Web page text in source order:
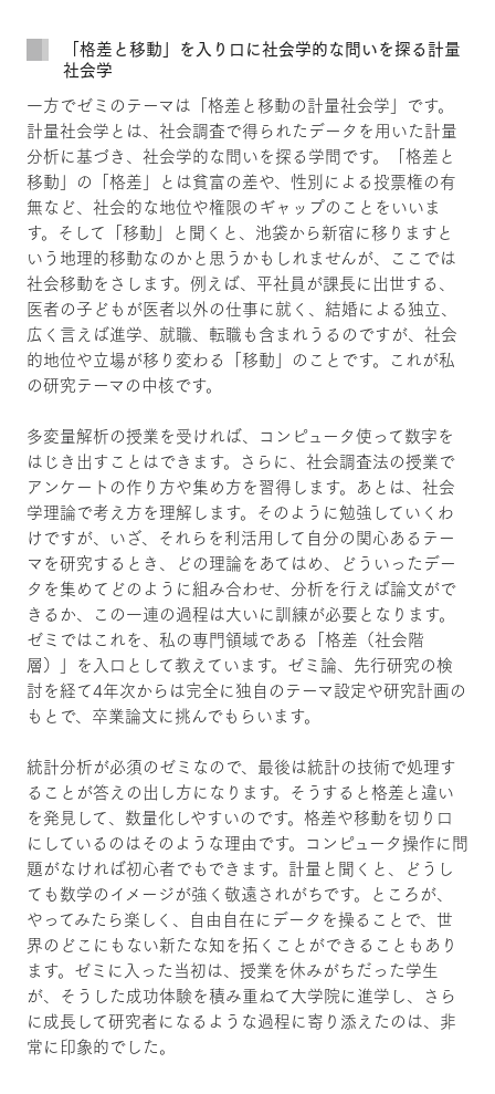
「格差と移動」を入り口に社会学的な問いを探る計量
社会学
一方でゼミのテーマは「格差と移動の計量社会学」です。
計量社会学とは、社会調査で得られたデータを用いた計量
分析に基づき、社会学的な問いを探る学問です。「格差と
移動」の「格差」とは貧富の差や、性別による投票権の有
無など、社会的な地位や権限のギャップのことをいいま
す。そして「移動」と聞くと、池袋から新宿に移りますと
いう地理的移動なのかと思うかもしれませんが、ここでは
社会移動をさします。例えば、平社員が課長に出世する、
医者の子どもが医者以外の仕事に就く、結婚による独立、
広く言えば進学、就職、転職も含まれうるのですが、社会
的地位や立場が移り変わる「移動」のことです。これが私
の研究テーマの中核です。
多変量解析の授業を受ければ、コンピュータ使って数字を
はじき出すことはできます。さらに、社会調査法の授業で
アンケートの作り方や集め方を習得します。あとは、社会
学理論で考え方を理解します。そのように勉強していくわ
けですが、いざ、それらを利活用して自分の関心あるテー
マを研究するとき、どの理論をあてはめ、どういったデー
タを集めてどのように組み合わせ、分析を行えば論文がで
きるか、この一連の過程は大いに訓練が必要となります。
ゼミではこれを、私の専門領域である「格差（社会階
層）」を入口として教えています。ゼミ論、先行研究の検
討を経て4年次からは完全に独自のテーマ設定や研究計画の
もとで、卒業論文に挑んでもらいます。
統計分析が必須のゼミなので、最後は統計の技術で処理す
ることが答えの出し方になります。そうすると格差と違い
を発見して、数量化しやすいのです。格差や移動を切り口
にしているのはそのような理由です。コンピュータ操作に問
題がなければ初心者でもできます。計量と聞くと、どうし
ても数学のイメージが強く敬遠されがちです。ところが、
やってみたら楽しく、自由自在にデータを操ることで、世
界のどこにもない新たな知を拓くことができることもあり
ます。ゼミに入った当初は、授業を休みがちだった学生
が、そうした成功体験を積み重ねて大学院に進学し、さら
に成長して研究者になるような過程に寄り添えたのは、非
常に印象的でした。